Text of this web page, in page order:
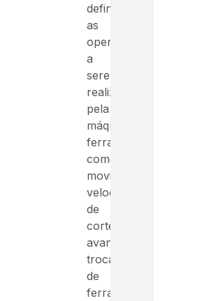
definem
as
operações
a
serem
realizadas
pela
máquina-
ferramenta,
como
movimentos,
velocidades
de
corte,
avanços,
trocas
de
ferramentas,